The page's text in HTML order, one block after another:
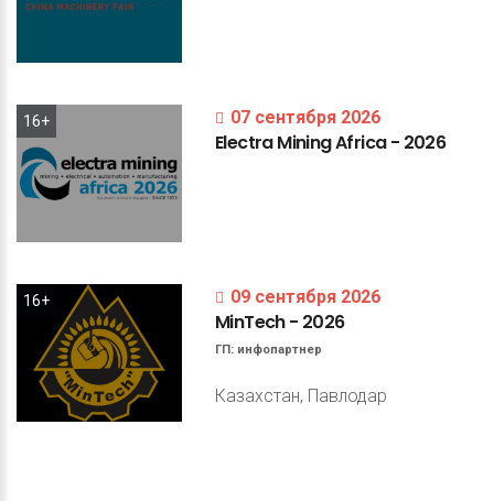
16+ 07 сентября 2026
ElectraMiningAfrica- 2026
16+ 09 сентября 2026
MinTech- 2026
ГП: инфопартнер
Казахстан, Павлодар